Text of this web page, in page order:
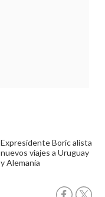
Expresidente Boric alista
nuevos viajes a Uruguay
y Alemania